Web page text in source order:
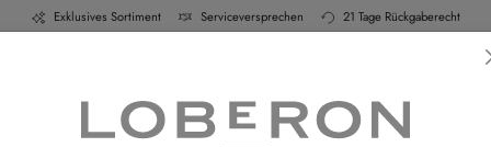
Exklusives Sortiment Serviceversprechen 21 Tage Rückgaberecht